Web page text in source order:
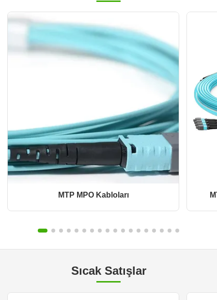
MTP MPO Kabloları
Sıcak Satışlar